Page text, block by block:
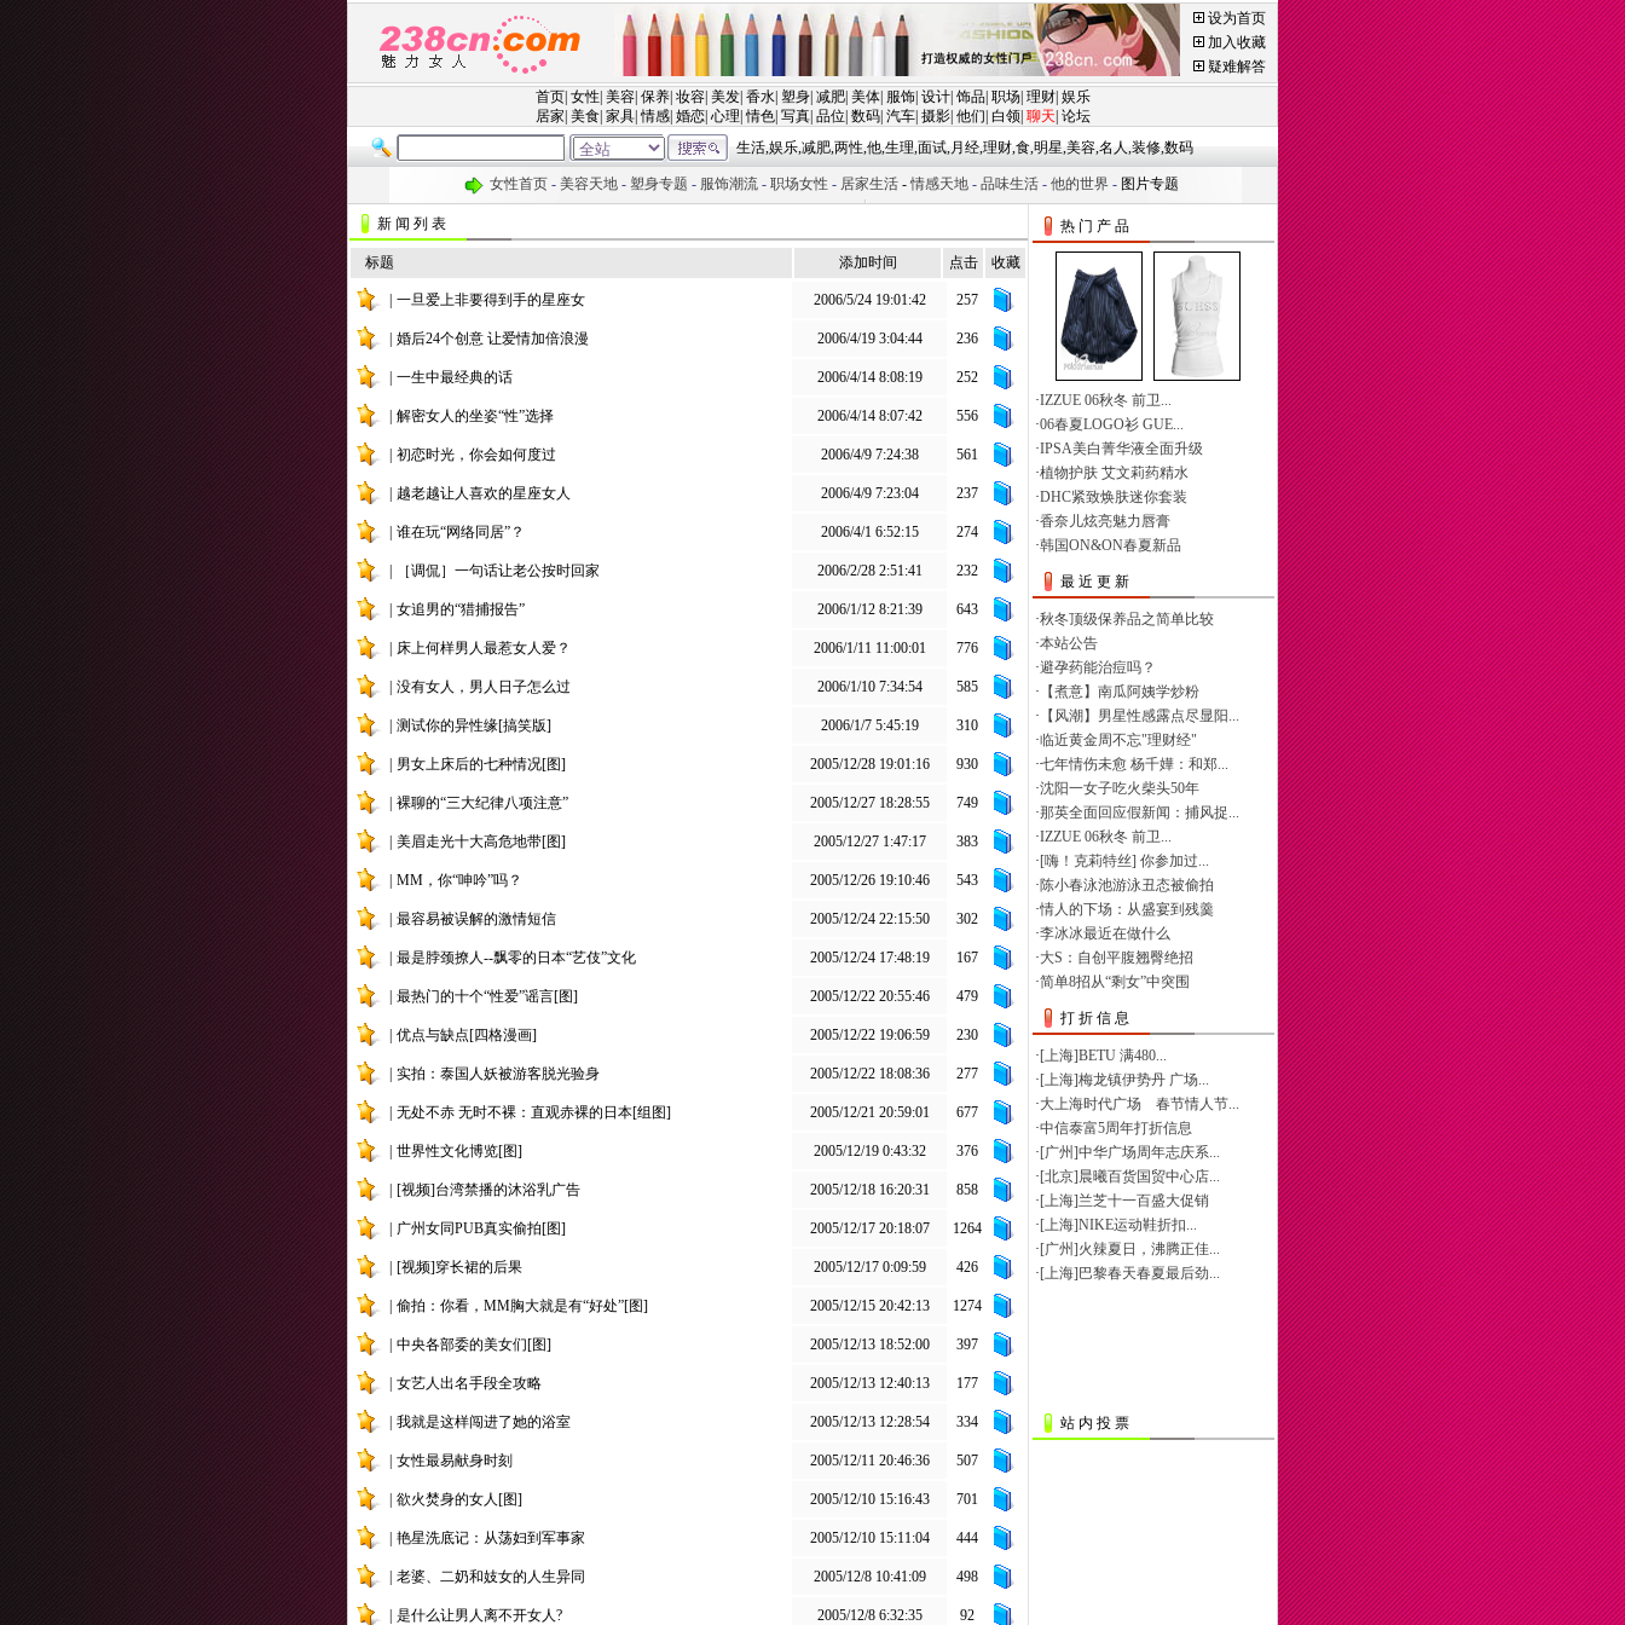
新 闻 列 表
标题 添加时间 点击 收藏
一旦爱上非要得到手的星座女 2006/5/24 19:01:42 257
婚后24个创意 让爱情加倍浪漫 2006/4/19 3:04:44 236
一生中最经典的话 2006/4/14 8:08:19 252
解密女人的坐姿“性”选择 2006/4/14 8:07:42 556
初恋时光，你会如何度过 2006/4/9 7:24:38 561
越老越让人喜欢的星座女人 2006/4/9 7:23:04 237
谁在玩“网络同居”？ 2006/4/1 6:52:15 274
［调侃］一句话让老公按时回家 2006/2/28 2:51:41 232
女追男的“猎捕报告” 2006/1/12 8:21:39 643
床上何样男人最惹女人爱？ 2006/1/11 11:00:01 776
没有女人，男人日子怎么过 2006/1/10 7:34:54 585
测试你的异性缘[搞笑版] 2006/1/7 5:45:19 310
男女上床后的七种情况[图] 2005/12/28 19:01:16 930
裸聊的“三大纪律八项注意” 2005/12/27 18:28:55 749
美眉走光十大高危地带[图] 2005/12/27 1:47:17 383
MM，你“呻吟”吗？ 2005/12/26 19:10:46 543
最容易被误解的激情短信 2005/12/24 22:15:50 302
最是脖颈撩人--飘零的日本“艺伎”文化 2005/12/24 17:48:19 167
最热门的十个“性爱”谣言[图] 2005/12/22 20:55:46 479
优点与缺点[四格漫画] 2005/12/22 19:06:59 230
实拍：泰国人妖被游客脱光验身 2005/12/22 18:08:36 277
无处不赤 无时不裸：直观赤裸的日本[组图] 2005/12/21 20:59:01 677
世界性文化博览[图] 2005/12/19 0:43:32 376
[视频]台湾禁播的沐浴乳广告 2005/12/18 16:20:31 858
广州女同PUB真实偷拍[图] 2005/12/17 20:18:07 1264
[视频]穿长裙的后果 2005/12/17 0:09:59 426
偷拍：你看，MM胸大就是有“好处”[图] 2005/12/15 20:42:13 1274
中央各部委的美女们[图] 2005/12/13 18:52:00 397
女艺人出名手段全攻略 2005/12/13 12:40:13 177
我就是这样闯进了她的浴室 2005/12/13 12:28:54 334
女性最易献身时刻 2005/12/11 20:46:36 507
欲火焚身的女人[图] 2005/12/10 15:16:43 701
艳星洗底记：从荡妇到军事家 2005/12/10 15:11:04 444
老婆、二奶和妓女的人生异同 2005/12/8 10:41:09 498
是什么让男人离不开女人? 2005/12/8 6:32:35 92
站 内 投 票